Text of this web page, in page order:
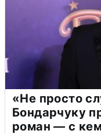
«Не просто
Бондарчуку
роман — с